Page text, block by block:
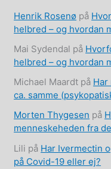
Henrik Rosenø på
helbred – og hvordan
Mai Sydendal på
helbred – og hvordan
Michael Maardt på
ca. samme
Morten Thygesen på
menneskeheden fra
Lili på Har Ivermectin
på Covid-19 eller ej?